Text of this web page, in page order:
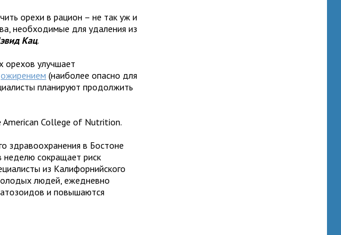
орехи в рацион – не так уж и
необходимые для удаления из
Кац.
орехов улучшает
ожирением (наиболее опасно для
планируют продолжить
American College of Nutrition.
здравоохранения в Бостоне
неделю сокращает риск
из Калифорнийского
людей, ежедневно
и повышаются